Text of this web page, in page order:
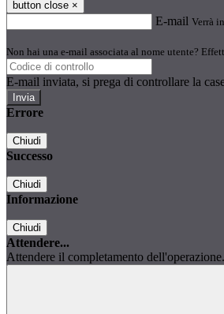
button close ×
E-mail Verrà
Non hai una e-mail associata al nome utente?
E-mail inviata, si prega di controllare la
Errore
Chiudi
Successo
Chiudi
Informazione
Chiudi
Attendere...
Attendere il completamento